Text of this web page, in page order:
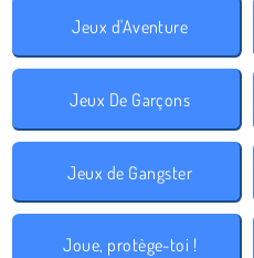
Jeux d'Aventure
Jeux De Garçons
Jeux de Gangster
Joue, protège-toi !